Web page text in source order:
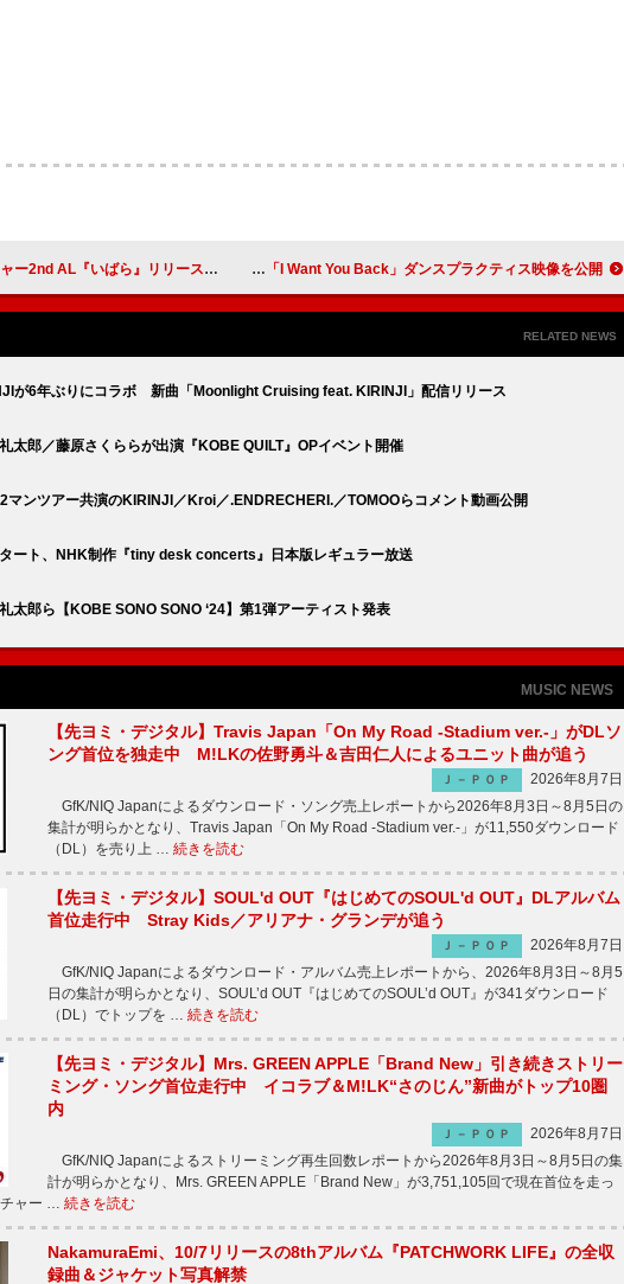
2nd AL『いばら』リリース決定 BE:FIRST、楽しさが伝わる「I Want You Back」ダンスプラクティス映像を公開
RELATED NEWS
が6年ぶりにコラボ 新曲「Moonlight Cruising feat. KIRINJI」配信リリース
太郎／藤原さくららが出演『KOBE QUILT』OPイベント開催
マンツアー共演のKIRINJI／Kroi／.ENDRECHERI.／TOMOOらコメント動画公開
ート、NHK制作『tiny desk concerts』日本版レギュラー放送
太郎ら【KOBE SONO SONO ‘24】第1弾アーティスト発表
MUSIC NEWS
【先ヨミ・デジタル】Travis Japan「On My Road -Stadium ver.-」がDLソ
ング首位を独走中 M!LKの佐野勇斗＆吉田仁人によるユニット曲が追う
Ｊ－ＰＯＰ
2026年8月7日
GfK/NIQ Japanによるダウンロード・ソング売上レポートから2026年8月3日～8月5日の
集計が明らかとなり、Travis Japan「On My Road -Stadium ver.-」が11,550ダウンロード
（DL）を売り上 … 続きを読む
【先ヨミ・デジタル】SOUL'd OUT『はじめてのSOUL'd OUT』DLアルバム
首位走行中 Stray Kids／アリアナ・グランデが追う
Ｊ－ＰＯＰ
2026年8月7日
GfK/NIQ Japanによるダウンロード・アルバム売上レポートから、2026年8月3日～8月5
日の集計が明らかとなり、SOUL’d OUT『はじめてのSOUL’d OUT』が341ダウンロード
（DL）でトップを … 続きを読む
【先ヨミ・デジタル】Mrs. GREEN APPLE「Brand New」引き続きストリー
ミング・ソング首位走行中 イコラブ＆M!LK“さのじん”新曲がトップ10圏
内
Ｊ－ＰＯＰ
2026年8月7日
GfK/NIQ Japanによるストリーミング再生回数レポートから2026年8月3日～8月5日の集
計が明らかとなり、Mrs. GREEN APPLE「Brand New」が3,751,105回で現在首位を走っ
ャー … 続きを読む
NakamuraEmi、10/7リリースの8thアルバム『PATCHWORK LIFE』の全収
録曲＆ジャケット写真解禁